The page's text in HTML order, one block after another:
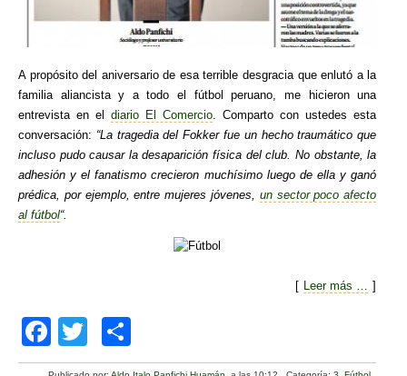
A propósito del aniversario de esa terrible desgracia que enlutó a la
familia aliancista y a todo el fútbol peruano, me hicieron una
entrevista en eldiario El Comercio . Comparto con ustedes esta
conversación: “La tragedia del Fokker fue un hecho traumático que
incluso pudo causar la desaparición física del club. No obstante, la
adhesión y el fanatismo crecieron muchísimo luego de ella y ganó
prédica, por ejemplo, entre mujeres jóvenes, un sector poco afecto
al fútbol“.
[ Leer más … ]
F
a
wi o